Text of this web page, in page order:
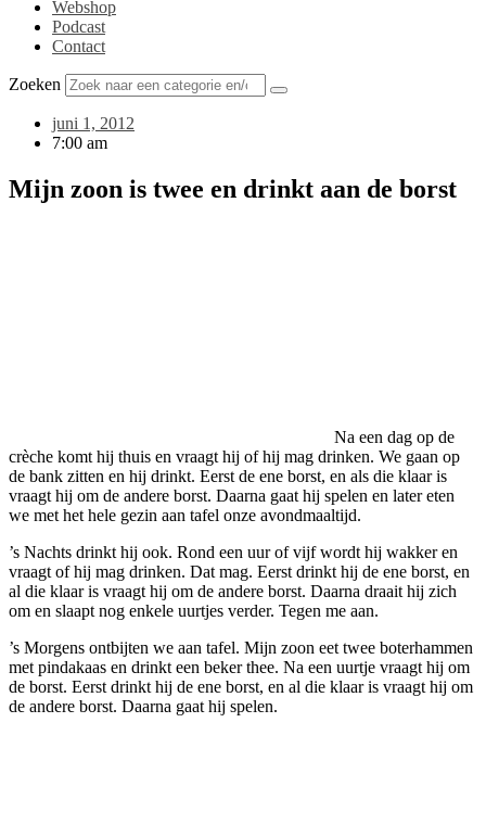
Webshop
Podcast
Contact
Zoeken
juni 1, 2012
7:00 am
Mijn zoon is twee en drinkt aan de borst
Na een dag op de
crèche komt hij thuis en vraagt hij of hij mag drinken. We gaan op
de bank zitten en hij drinkt. Eerst de ene borst, en als die klaar is
vraagt hij om de andere borst. Daarna gaat hij spelen en later eten
we met het hele gezin aan tafel onze avondmaaltijd.
’s Nachts drinkt hij ook. Rond een uur of vijf wordt hij wakker en
vraagt of hij mag drinken. Dat mag. Eerst drinkt hij de ene borst, en
al die klaar is vraagt hij om de andere borst. Daarna draait hij zich
om en slaapt nog enkele uurtjes verder. Tegen me aan.
’s Morgens ontbijten we aan tafel. Mijn zoon eet twee boterhammen
met pindakaas en drinkt een beker thee. Na een uurtje vraagt hij om
de borst. Eerst drinkt hij de ene borst, en al die klaar is vraagt hij om
de andere borst. Daarna gaat hij spelen.